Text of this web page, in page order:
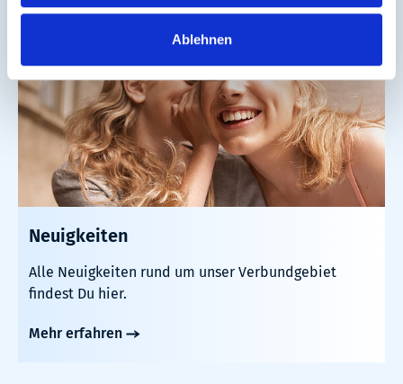
Ablehnen
Neuigkeiten
Alle Neuigkeiten rund um unser Verbundgebiet
findest Du hier.
Mehr erfahren